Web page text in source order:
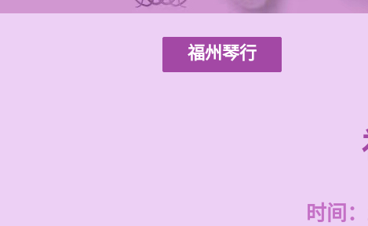
福州琴行
时间